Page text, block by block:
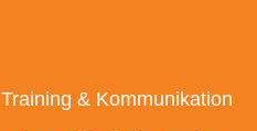
Training & Kommunikation